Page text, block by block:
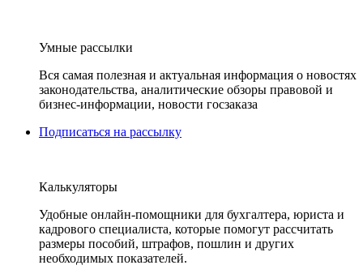
Умные рассылки
Вся самая полезная и актуальная информация о новостях
законодательства, аналитические обзоры правовой и
бизнес-информации, новости госзаказа
Подписаться на рассылку
Калькуляторы
Удобные онлайн-помощники для бухгалтера, юриста и
кадрового специалиста, которые помогут рассчитать
размеры пособий, штрафов, пошлин и других
необходимых показателей.